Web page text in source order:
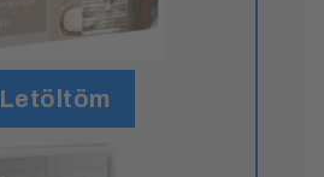
Letöltöm